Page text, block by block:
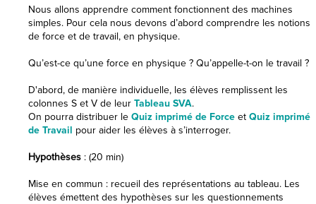
Nous allons apprendre comment fonctionnent des machines
simples. Pour cela nous devons d’abord comprendre les notions
de force et de travail, en physique.
Qu’est-ce qu’une force en physique ? Qu’appelle-t-on le travail ?
D'abord, de manière individuelle, les élèves remplissent les
colonnes S et V de leur Tableau SVA.
On pourra distribuer le Quiz imprimé de Force et Quiz imprimé
de Travail pour aider les élèves à s’interroger.
Hypothèses : (20 min)
Mise en commun : recueil des représentations au tableau. Les
élèves émettent des hypothèses sur les questionnements